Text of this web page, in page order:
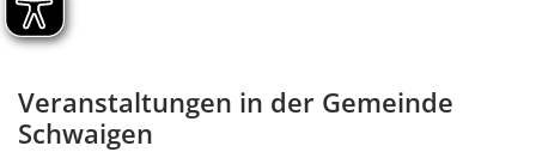
Veranstaltungen in der Gemeinde
Schwaigen